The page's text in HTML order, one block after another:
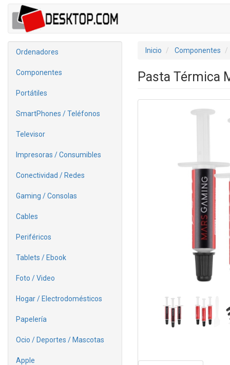
Ordenadores
Componentes
Portátiles
SmartPhones / Teléfonos
Televisor
Impresoras / Consumibles
Conectividad / Redes
Gaming / Consolas
Cables
Periféricos
Tablets / Ebook
Foto / Video
Hogar / Electrodomésticos
Papelería
Ocio / Deportes / Mascotas
Apple
Inicio Componentes
Pasta Térmica